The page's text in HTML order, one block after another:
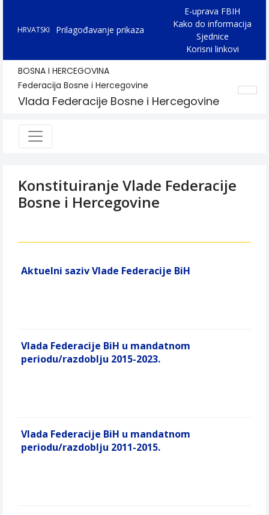
HRVATSKI Prilagođavanje prikaza
E-uprava FBIH
Kako do informacija
Sjednice
Korisni linkovi
BOSNA I HERCEGOVINA
Federacija Bosne i Hercegovine
Vlada Federacije Bosne i Hercegovine
Konstituiranje Vlade Federacije
Bosne i Hercegovine
Aktuelni saziv Vlade Federacije BiH
Vlada Federacije BiH u mandatnom
periodu/razdoblju 2015-2023.
Vlada Federacije BiH u mandatnom
periodu/razdoblju 2011-2015.